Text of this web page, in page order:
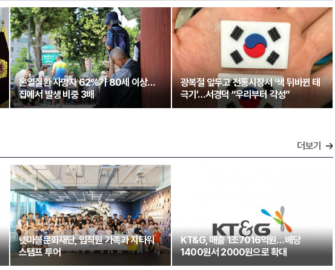
온열질환 사망자 62%가 80세 이상…
집에서 발생 비중 3배
광복절 앞두고 전통시장서 ‘색 뒤바뀐 태
극기’…서경덕 “우리부터 각성”
더보기
넷마블문화재단, 임직원 가족과 지타워
스탬프 투어
KT&G, 매출 1조7016억원…배당
1400원서 2000원으로 확대